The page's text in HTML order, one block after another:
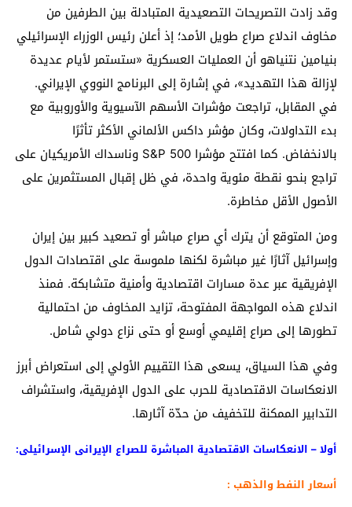
وقد زادت التصريحات التصعيدية المتبادلة بين الطرفين من
مخاوف اندلاع صراع طويل الأمد؛ إذ أعلن رئيس الوزراء الإسرائيلي
بنيامين نتنياهو أن العمليات العسكرية «ستستمر لأيام عديدة
لإزالة هذا التهديد»، في إشارة إلى البرنامج النووي الإيراني.
في المقابل، تراجعت مؤشرات الأسهم الآسيوية والأوروبية مع
بدء التداولات، وكان مؤشر داكس الألماني الأكثر تأثرًا
بالانخفاض. كما افتتح مؤشرا S&P 500 وناسداك الأمريكيان على
تراجع بنحو نقطة مئوية واحدة، في ظل إقبال المستثمرين على
الأصول الأقل مخاطرة.
ومن المتوقع أن يترك أي صراع مباشر أو تصعيد كبير بين إيران
وإسرائيل آثارًا غير مباشرة لكنها ملموسة على اقتصادات الدول
الإفريقية عبر عدة مسارات اقتصادية وأمنية متشابكة. فمنذ
اندلاع هذه المواجهة المفتوحة، تزايد المخاوف من احتمالية
تطورها إلى صراع إقليمي أوسع أو حتى نزاع دولي شامل.
وفي هذا السياق، يسعى هذا التقييم الأولي إلى استعراض أبرز
الانعكاسات الاقتصادية للحرب على الدول الإفريقية، واستشراف
التدابير الممكنة للتخفيف من حدّة آثارها.
أولا – الانعكاسات الاقتصادية المباشرة للصراع الإيرانى الإسرائيلى:
أسعار النفط والذهب :